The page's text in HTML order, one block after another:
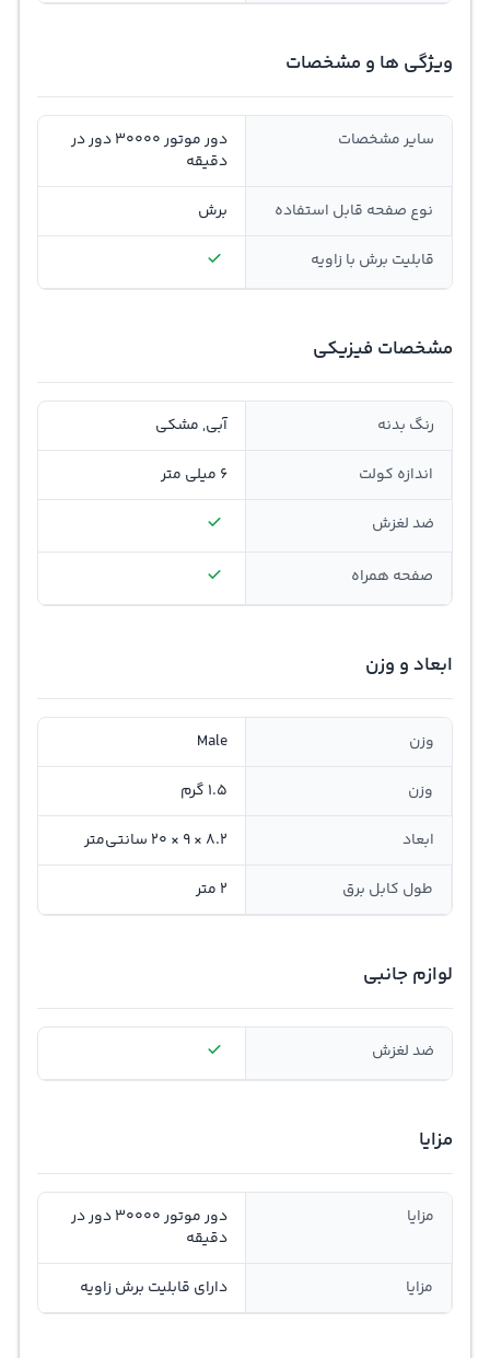
ویژگی ها و مشخصات
سایر مشخصات
دور موتور 30000 دور در
دقیقه
نوع صفحه قابل استفاده برش
قابلیت برش با زاویه
مشخصات فیزیکی
رنگ بدنه آبی, مشکی
اندازه کولت 6 میلی متر
ضد لغزش
صفحه همراه
ابعاد و وزن
وزن Male
وزن 1.5 گرم
ابعاد ۸.۲ × ۹ × ۲۰ سانتی‌متر
طول کابل برق 2 متر
لوازم جانبی
ضد لغزش
مزایا
مزایا
دور موتور 30000 دور در
دقیقه
مزایا دارای قابلیت برش زاویه